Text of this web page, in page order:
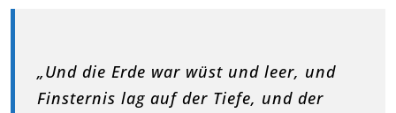
„Und die Erde war wüst und leer, und
Finsternis lag auf der Tiefe, und der